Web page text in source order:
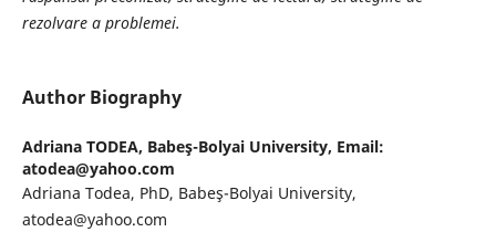
rezolvare a problemei.
Author Biography
Adriana TODEA, Babeş-Bolyai University, Email:
atodea@yahoo.com
Adriana Todea, PhD, Babeş-Bolyai University,
atodea@yahoo.com